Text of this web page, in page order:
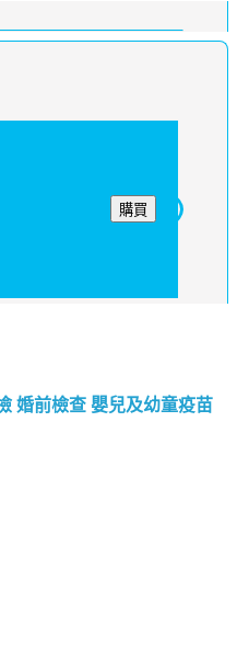
購買
婚前檢查 嬰兒及幼童疫苗